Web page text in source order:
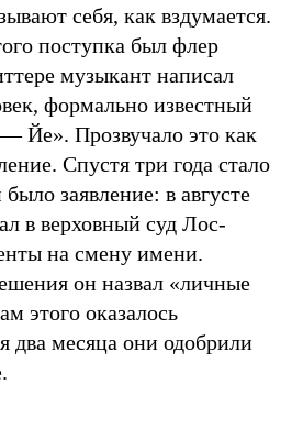
себя, как вздумается.
поступка был флер
музыкант написал
формально известный
Йе». Прозвучало это как
Спустя три года стало
заявление: в августе
в верховный суд Лос-
на смену имени.
он назвал «личные
этого оказалось
два месяца они одобрили